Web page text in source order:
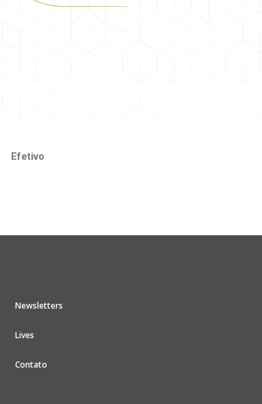
Efetivo
Newsletters
Lives
Contato